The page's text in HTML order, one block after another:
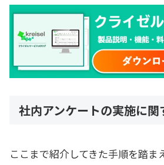
社内アンケートの実施に関
ここまで紹介してきた手順を踏ま